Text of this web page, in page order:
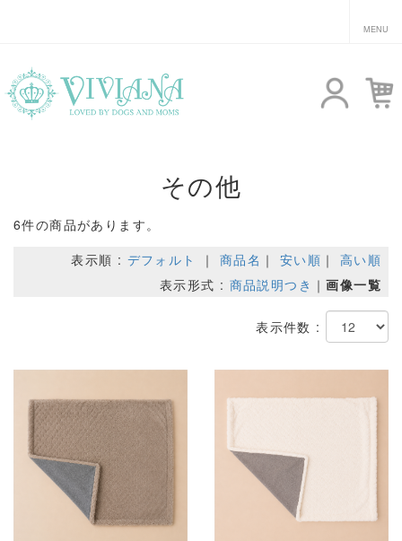
その他
6件の商品があります。
表示順 : デフォルト ｜ 商品名 ｜ 安い順 ｜ 高い順
表示形式 : 商品説明つき ｜画像一覧
表示件数 :